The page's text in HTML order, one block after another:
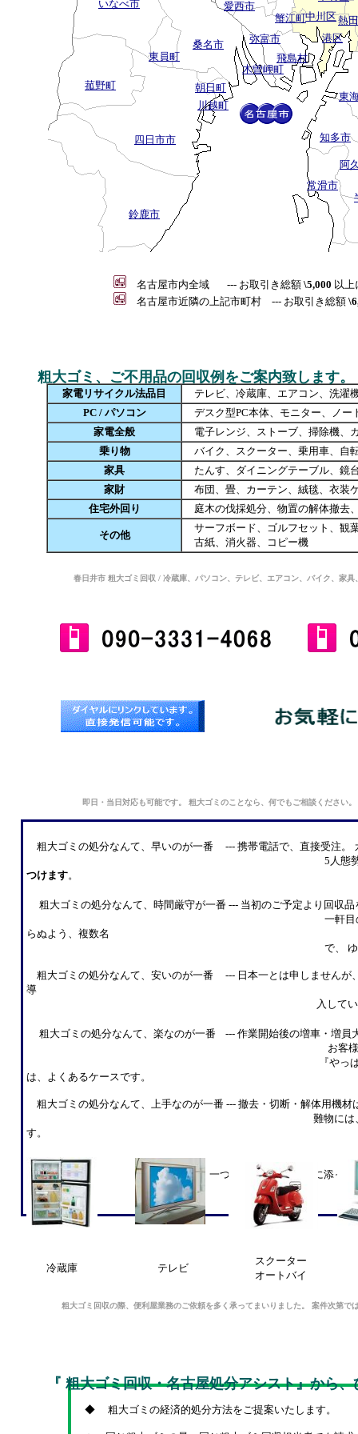
家電リサイクル法品目
テレビ、冷蔵庫、エアコン、洗濯
PC / パソコン
デスク型PC本体、モニター、ノー
家電全般
電子レンジ、ストーブ、掃除機、
乗り物
バイク、スクーター、乗用車、自
家具
たんす、ダイニングテーブル、鏡
家財
布団、畳、カーテン、絨毯、衣装
住宅外回り
庭木の伐採処分、物置の解体撤去
その他
サーフボード、ゴルフセット、観
古紙、消火器、コピー機
粗大ゴミ、ご不用品の回収例をご案内致します。
即日・当日対応も可能です。 粗大ゴミのことなら、何でもご相談ください
春日井市 粗大ゴミ回収 / 冷蔵庫、パソコン、テレビ、エアコン、バイク、家
◆ 粗大ゴミの経済的処分方法をご提案いたします。
粗大ゴミの処分なんて、早いのが一番 --- 携帯電話で、直接受注。
5人態勢ですので、最寄りの
つけます。
粗大ゴミの処分なんて、時間厳守が一番 --- 当初のご予定より回収
一軒目のご追加により、二軒
らぬよう、複数名
で、 ゆとりあるスケジュー
粗大ゴミの処分なんて、安いのが一番 --- 日本一とは申しませんが
導
入していませんので、営業コス
粗大ゴミの処分なんて、楽なのが一番 --- 作業開始後の増車・増員
お客様が途中まで搬出作業を
『やっぱり、疲れたから、後は
は、よくあるケースです。
粗大ゴミの処分なんて、上手なのが一番 --- 撤去・切断・解体用機材
難物には、解体屋さんがバック
す。
便利屋として、一つでも多くのご期待に添っ
スクーター
オートバイ
テレビ
冷蔵庫
粗大ゴミ回収の際、便利屋業務のご依頼を多く承ってまいりました。 案件次第で
『 粗大ゴミ回収・名古屋処分アシスト』から
名古屋市内全域 --- お取引き総額 \5,000 以
名古屋市近隣の上記市町村 --- お取引き総額
木曽岬町
菰野町
鈴鹿市
四日市市
川越町
朝日町
桑名市
東員町
いなべ市
常滑市
阿
知多市
東
弥富市
飛島村
愛西市
蟹江町中川区熱
港区